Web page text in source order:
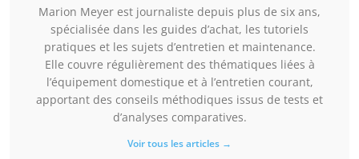
Marion Meyer est journaliste depuis plus de six ans,
spécialisée dans les guides d’achat, les tutoriels
pratiques et les sujets d’entretien et maintenance.
Elle couvre régulièrement des thématiques liées à
l’équipement domestique et à l’entretien courant,
apportant des conseils méthodiques issus de tests et
d’analyses comparatives.
Voir tous les articles →